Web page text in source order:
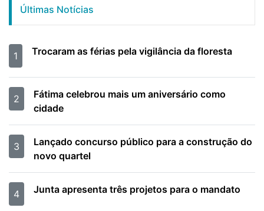
Últimas Notícias
1 Trocaram as férias pela vigilância da floresta
2
Fátima celebrou mais um aniversário como
cidade
3
Lançado concurso público para a construção do
novo quartel
4 Junta apresenta três projetos para o mandato